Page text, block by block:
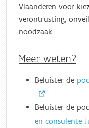
Vlaanderen voor
verontrusting,
noodzaak.
Meer weten?
Beluister de
.
Beluister de
en consulente